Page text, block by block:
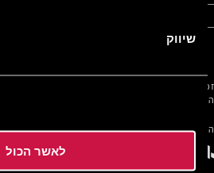
שיווק
לאשר הכול
הזכויות שמורות.
מדיניות פרטיות
הזמנה מאובטחת